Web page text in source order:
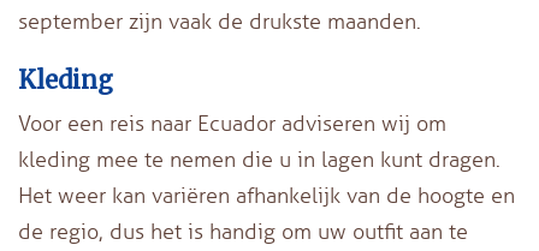
september zijn vaak de drukste maanden.
Kleding
Voor een reis naar Ecuador adviseren wij om
kleding mee te nemen die u in lagen kunt dragen.
Het weer kan variëren afhankelijk van de hoogte en
de regio, dus het is handig om uw outfit aan te